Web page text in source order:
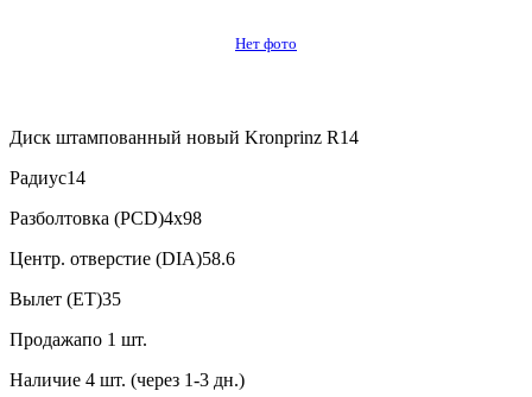
Нет фото
Диск штампованный новый Kronprinz R14
Радиус14
Разболтовка (PCD)4x98
Центр. отверстие (DIA)58.6
Вылет (ET)35
Продажапо 1 шт.
Наличие 4 шт. (через 1-3 дн.)